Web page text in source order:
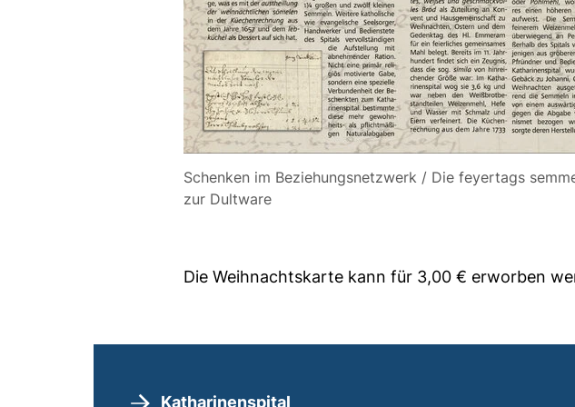
Schenken im Beziehungsnetzwerk / Die feyertags
zur Dultware
Die Weihnachtskarte kann für 3,00 € erworben
Katharinenspital